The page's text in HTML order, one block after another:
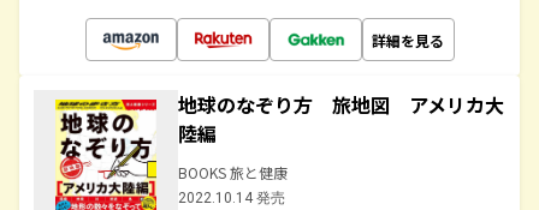
詳細を見る
地球のなぞり方 旅地図 アメリカ大
陸編
BOOKS 旅と健康
2022.10.14 発売